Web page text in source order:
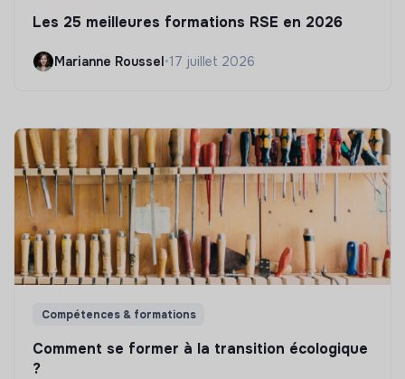
Les 25 meilleures formations RSE en 2026
Marianne Roussel•17 juillet 2026
Compétences & formations
Comment se former à la transition écologique
?